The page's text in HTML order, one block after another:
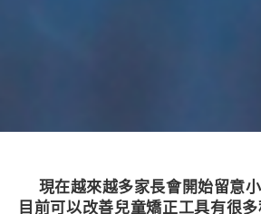
現在越來越多家長會開始留意小
目前可以改善兒童矯正工具有很